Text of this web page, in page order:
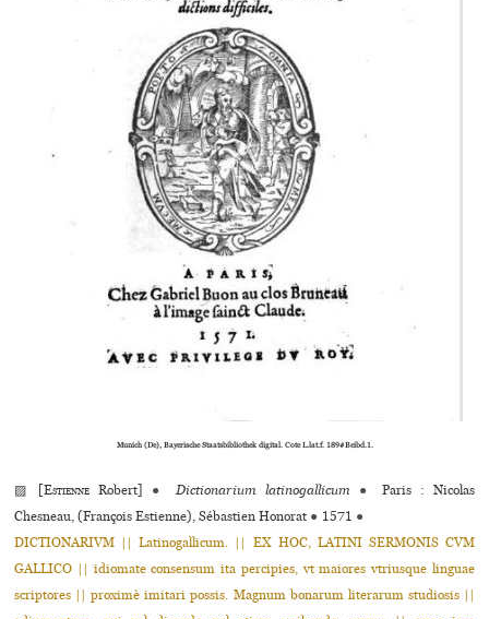
Munich (De), Bayerische Staatsbibliothek digital. Cote L.lat.f. 189#Beibd.1.
▨ [Estienne Robert] ● Dictionarium latinogallicum ●
Paris : Nicolas
Chesneau, (François Estienne), Sébastien Honorat ● 1571 ●
DICTIONARIVM || Latinogallicum. || EX HOC, LATINI SERMONIS CVM
GALLICO || idiomate consensum ita percipies, vt maiores vtriusque linguae
scriptores || proximè imitari possis. Magnum bonarum literarum studiosis ||